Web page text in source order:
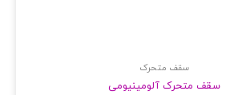
سقف متحرک
سقف متحرک آلومینیومی